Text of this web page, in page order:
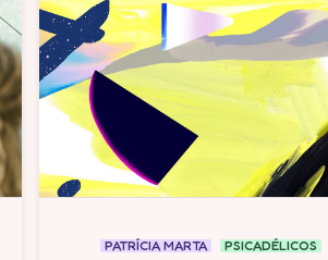
PATRÍCIA MARTA PSICADÉLICOS